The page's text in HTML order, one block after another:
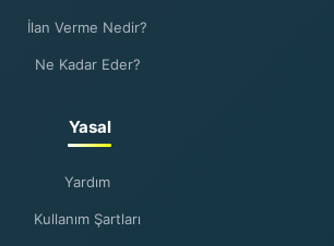
İlan Verme Nedir?
Ne Kadar Eder?
Yasal
Yardım
Kullanım Şartları